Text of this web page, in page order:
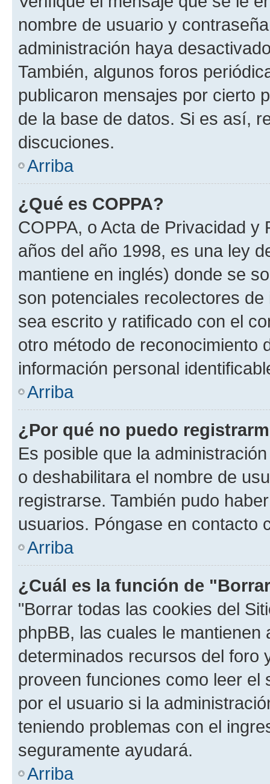
nombre de usuario y
administración haya
También, algunos foros
publicaron mensajes por cierto
de la base de datos. Si es así,
discuciones.
Arriba
¿Qué es COPPA?
COPPA, o Acta de Privacidad
años del año 1998, es una ley
mantiene en inglés) donde se
son potenciales recolectores
sea escrito y ratificado con el
otro método de reconocimiento
información personal
Arriba
¿Por qué no puedo
Es posible que la
o deshabilitara el nombre de
registrarse. También pudo
usuarios. Póngase en contacto
Arriba
¿Cuál es la función de
"Borrar todas las cookies del
phpBB, las cuales le
determinados recursos del foro
proveen funciones como leer el
por el usuario si la
teniendo problemas con el
seguramente ayudará.
Arriba